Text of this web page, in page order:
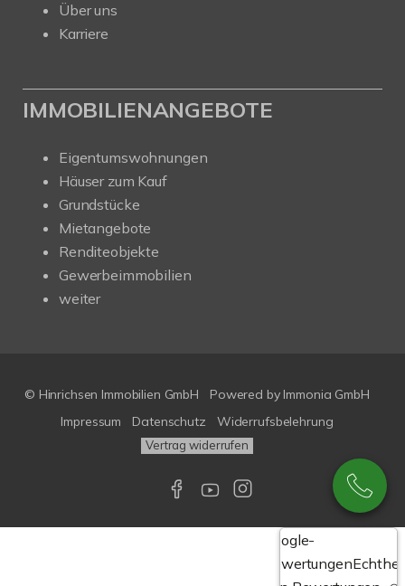
Über uns
Karriere
IMMOBILIENANGEBOTE
Eigentumswohnungen
Häuser zum Kauf
Grundstücke
Mietangebote
Renditeobjekte
Gewerbeimmobilien
weiter
© Hinrichsen Immobilien GmbH Powered by Immonia GmbH
Impressum
Datenschutz Widerrufsbelehrung
Vertrag widerrufen
Google-
Bewertungen